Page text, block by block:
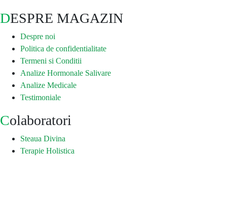
DESPRE MAGAZIN
Despre noi
Politica de confidentialitate
Termeni si Conditii
Analize Hormonale Salivare
Analize Medicale
Testimoniale
Colaboratori
Steaua Divina
Terapie Holistica